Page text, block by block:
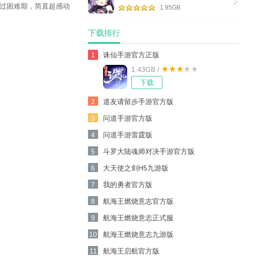
困难期，简直超感动
1.95GB
下载排行
1
诛仙手游官方正版
1.43GB /
下载
2 道友请留步手游官方版
3 问道手游官方版
4 问道手游雷霆版
5 斗罗大陆魂师对决手游官方版
6 大天使之剑H5九游版
7 我的勇者官方版
8 航海王燃烧意志官方版
9 航海王燃烧意志正式服
10 航海王燃烧意志九游版
11 航海王启航官方版